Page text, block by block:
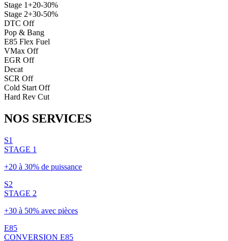
Stage 1+20-30%
Stage 2+30-50%
DTC Off
Pop & Bang
E85 Flex Fuel
VMax Off
EGR Off
Decat
SCR Off
Cold Start Off
Hard Rev Cut
NOS SERVICES
S1
STAGE 1
+20 à 30% de puissance
S2
STAGE 2
+30 à 50% avec pièces
E85
CONVERSION E85